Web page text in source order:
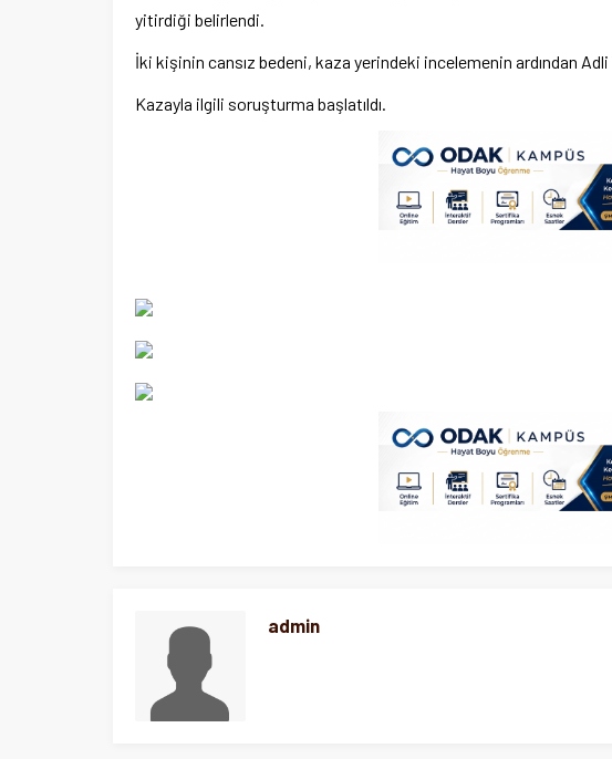
yitirdiği belirlendi.
İki kişinin cansız bedeni, kaza yerindeki incelemenin ardından
Kazayla ilgili soruşturma başlatıldı.
admin